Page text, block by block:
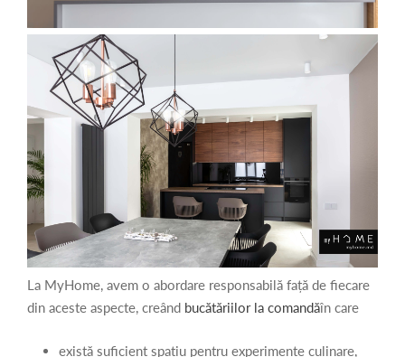
La MyHome, avem o abordare responsabilă față de fiecare
din aceste aspecte, creând bucătăriilor la comandăîn care
există suficient spațiu pentru experimente culinare,